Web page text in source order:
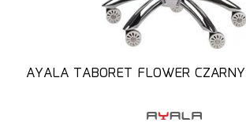
AYALA TABORET FLOWER CZARNY